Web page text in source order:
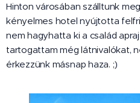
Hinton városában szálltunk
kényelmes hotel nyújtotta
nem hagyhatta ki a család
tartogattam még látnivalókat,
érkezzünk másnap haza. ;)